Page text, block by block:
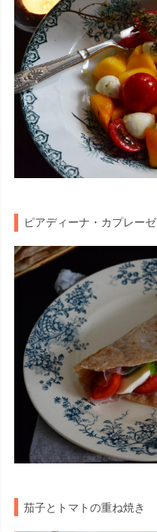
ピアディーナ・カプレーゼ
茄子とトマトの重ね焼き